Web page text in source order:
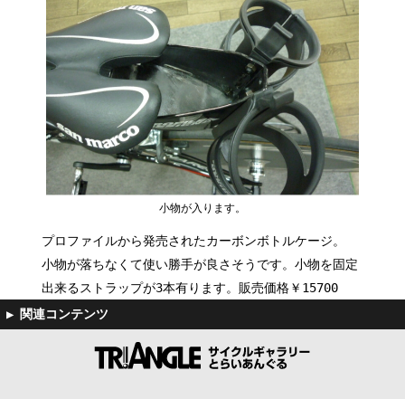
小物が入ります。
プロファイルから発売されたカーボンボトルケージ。
小物が落ちなくて使い勝手が良さそうです。小物を固定
出来るストラップが3本有ります。販売価格￥15700